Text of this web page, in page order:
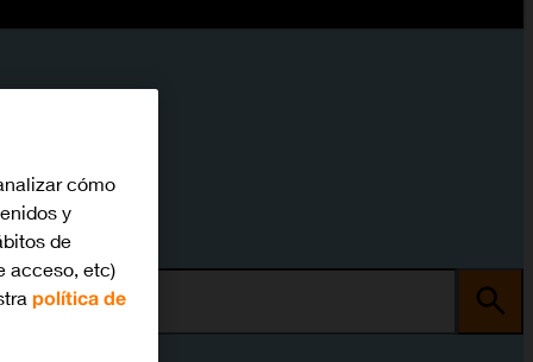
cómo
y
de
acceso, etc)
política de